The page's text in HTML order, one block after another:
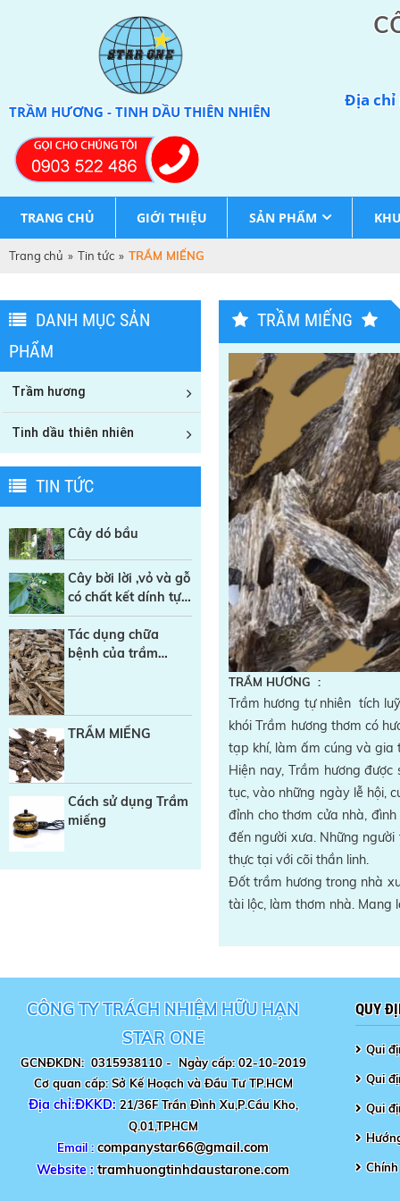
TRẦM HƯƠNG - TINH DẦU THIÊN NHIÊN
Địa chỉ
TRANG CHỦ GIỚI THIỆU SẢN PHẨM
Trang chủ » Tin tức » TRẦM MIẾNG
DANH MỤC SẢN
PHẨM
Trầm hương
Tinh dầu thiên nhiên
TIN TỨC
Cây dó bầu
Cây bời lời ,vỏ và gỗ
có chất kết dính tự
nhiên trong sản
xuất Nhang sạch
Tác dụng chữa
bệnh của trầm
TRẦM MIẾNG
Cách sử dụng Trầm
miếng
TRẦM MIẾNG
TRẦM HƯƠNG :
Trầm hương tự nhiên tích
khói Trầm hương thơm có
tạp khí, làm ấm cúng và gia
Hiện nay, Trầm hương
tục, vào những ngày lễ hội,
đỉnh cho thơm cửa nhà,
đến người xưa. Những
thực tại với cõi thần linh.
Đốt trầm hương trong nhà
tài lộc, làm thơm nhà. Mang
CÔNG TY TRÁCH NHIỆM HỮU HẠN
STAR ONE
GCNĐKDN: 0315938110 - Ngày cấp: 02-10-2019
Cơ quan cấp: Sở Kế Hoạch và Đầu Tư TP.HCM
Địa chỉ:ĐKKD: 21/36F Trần Đình Xu,P.Cầu Kho,
Q.01,TPHCM
Email :companystar66@gmail.com
Website :tramhuongtinhdaustarone.com
QUY
Qui
Qui
Qui